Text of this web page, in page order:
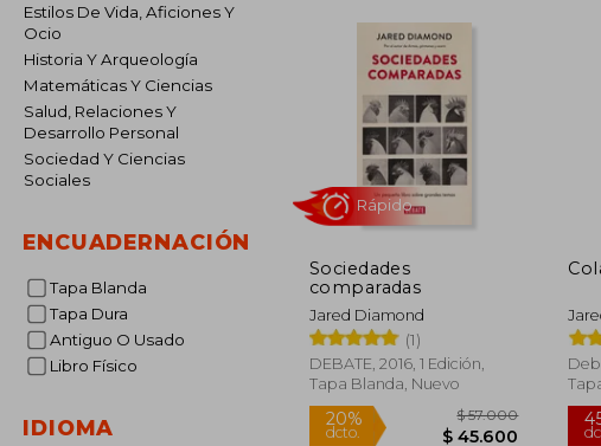
Estilos De Vida, Aficiones Y
Ocio
Historia Y Arqueología
Matemáticas Y Ciencias
Salud, Relaciones Y
Desarrollo Personal
Sociedad Y Ciencias
Sociales
ENCUADERNACIÓN
Tapa Blanda
Tapa Dura
Antiguo O Usado
Libro Físico
IDIOMA
Sociedades
comparadas
Jared Diamond
(1)
DEBATE, 2016, 1 Edición,
Tapa Blanda, Nuevo
Rápido